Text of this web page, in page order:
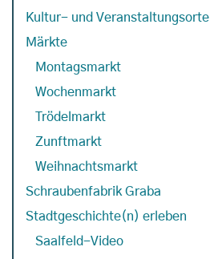
Kultur- und Veranstaltungsorte
Märkte
Montagsmarkt
Wochenmarkt
Trödelmarkt
Zunftmarkt
Weihnachtsmarkt
Schraubenfabrik Graba
Stadtgeschichte(n) erleben
Saalfeld-Video